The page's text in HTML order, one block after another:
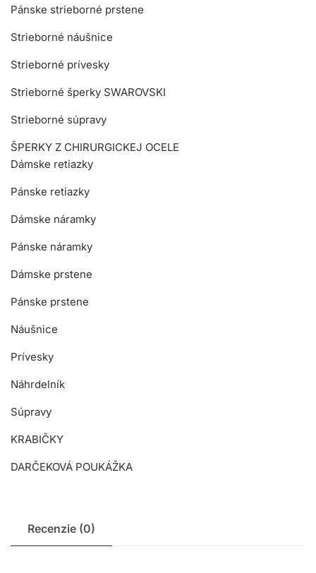
Pánske strieborné prstene
Strieborné náušnice
Strieborné prívesky
Strieborné šperky SWAROVSKI
Strieborné súpravy
ŠPERKY Z CHIRURGICKEJ OCELE
Dámske retiazky
Pánske retiazky
Dámske náramky
Pánske náramky
Dámske prstene
Pánske prstene
Náušnice
Prívesky
Náhrdelník
Súpravy
KRABIČKY
DARČEKOVÁ POUKÁŽKA
Recenzie (0)